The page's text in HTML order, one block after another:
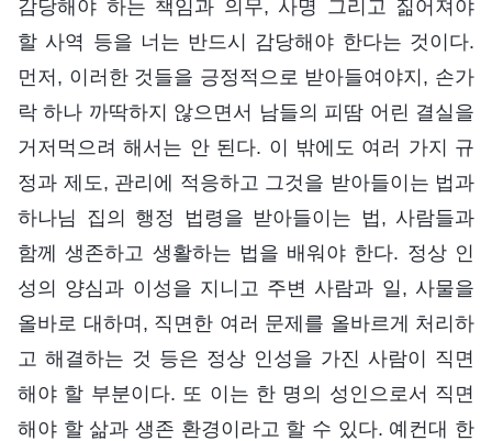
감당해야 하는 책임과 의무, 사명 그리고 짊어져야
할 사역 등을 너는 반드시 감당해야 한다는 것이다.
먼저, 이러한 것들을 긍정적으로 받아들여야지, 손가
락 하나 까딱하지 않으면서 남들의 피땀 어린 결실을
거저먹으려 해서는 안 된다. 이 밖에도 여러 가지 규
정과 제도, 관리에 적응하고 그것을 받아들이는 법과
하나님 집의 행정 법령을 받아들이는 법, 사람들과
함께 생존하고 생활하는 법을 배워야 한다. 정상 인
성의 양심과 이성을 지니고 주변 사람과 일, 사물을
올바로 대하며, 직면한 여러 문제를 올바르게 처리하
고 해결하는 것 등은 정상 인성을 가진 사람이 직면
해야 할 부분이다. 또 이는 한 명의 성인으로서 직면
해야 할 삶과 생존 환경이라고 할 수 있다. 예컨대 한